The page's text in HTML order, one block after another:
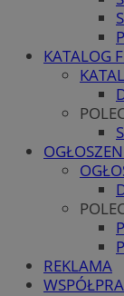
KATALOG
REKLAMA